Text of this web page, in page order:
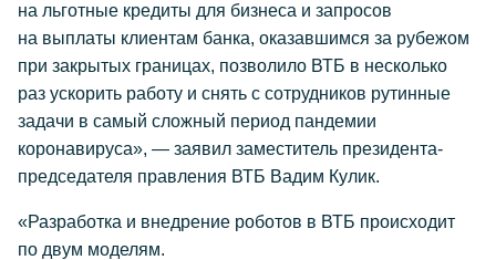
на льготные кредиты для бизнеса и запросов
на выплаты клиентам банка, оказавшимся за рубежом
при закрытых границах, позволило ВТБ в несколько
раз ускорить работу и снять с сотрудников рутинные
задачи в самый сложный период пандемии
коронавируса», — заявил заместитель президента-
председателя правления ВТБ Вадим Кулик.
«Разработка и внедрение роботов в ВТБ происходит
по двум моделям.